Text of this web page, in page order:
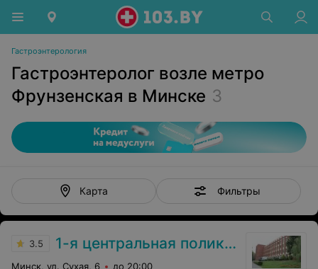
Гастроэнтерология
Гастроэнтеролог возле метро
Фрунзенская в Минске 3
Карта Фильтры
3.5 1-я центральная поликлиника
Минск, ул. Сухая, 6 до 20:00